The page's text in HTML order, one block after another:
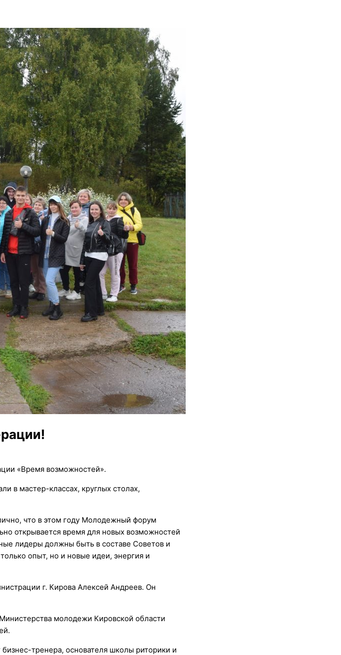
«Время возможностей».
в мастер-классах, круглых столах,
что в этом году Молодежный форум
открывается время для новых возможностей
лидеры должны быть в составе Советов и
опыт, но и новые идеи, энергия и
г. Кирова Алексей Андреев. Он
молодежи Кировской области
тренера, основателя школы риторики и